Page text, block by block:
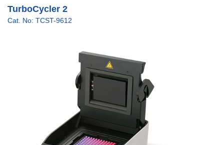
TurboCycler 2
Cat. No: TCST-9612